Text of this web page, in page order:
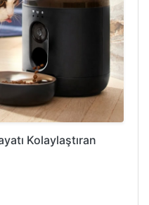
Kolaylaştıran